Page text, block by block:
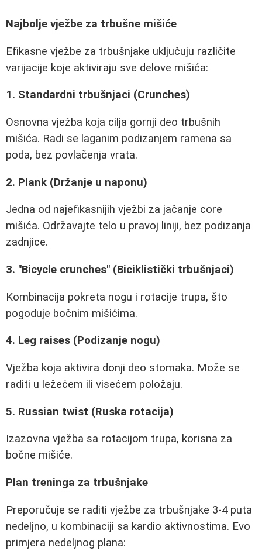
Najbolje vježbe za trbušne mišiće
Efikasne vježbe za trbušnjake uključuju različite
varijacije koje aktiviraju sve delove mišića:
1. Standardni trbušnjaci (Crunches)
Osnovna vježba koja cilja gornji deo trbušnih
mišića. Radi se laganim podizanjem ramena sa
poda, bez povlačenja vrata.
2. Plank (Držanje u naponu)
Jedna od najefikasnijih vježbi za jačanje core
mišića. Održavajte telo u pravoj liniji, bez podizanja
zadnjice.
3. "Bicycle crunches" (Biciklistički trbušnjaci)
Kombinacija pokreta nogu i rotacije trupa, što
pogoduje bočnim mišićima.
4. Leg raises (Podizanje nogu)
Vježba koja aktivira donji deo stomaka. Može se
raditi u ležećem ili visećem položaju.
5. Russian twist (Ruska rotacija)
Izazovna vježba sa rotacijom trupa, korisna za
bočne mišiće.
Plan treninga za trbušnjake
Preporučuje se raditi vježbe za trbušnjake 3-4 puta
nedeljno, u kombinaciji sa kardio aktivnostima. Evo
primjera nedeljnog plana: